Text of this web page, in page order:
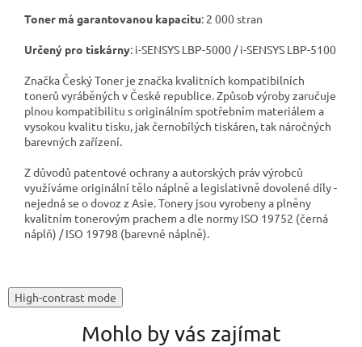
Toner má garantovanou kapacitu: 2 000 stran
Určený pro tiskárny: i-SENSYS LBP-5000 / i-SENSYS LBP-5100
Značka Český Toner je značka kvalitních kompatibilních
tonerů vyráběných v České republice. Způsob výroby zaručuje
plnou kompatibilitu s originálním spotřebním materiálem a
vysokou kvalitu tisku, jak černobílých tiskáren, tak náročných
barevných zařízení.
Z důvodů patentové ochrany a autorských práv výrobců
využíváme originální tělo náplně a legislativně dovolené díly -
nejedná se o dovoz z Asie. Tonery jsou vyrobeny a plněny
kvalitním tonerovým prachem a dle normy ISO 19752 (černá
náplň) / ISO 19798 (barevné náplně).
High-contrast mode
Mohlo by vás zajímat